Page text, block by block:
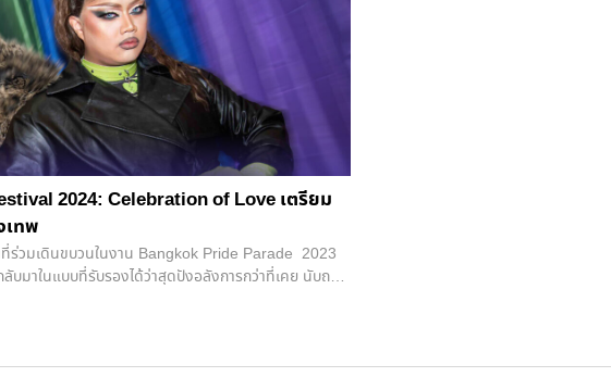
เทพ
ร่วมเดินขบวนในงาน Bangkok Pride Parade 2023
บมาในแบบที่รับรองได้ว่าสุดปังอลังการกว่าที่เคย นับถอย